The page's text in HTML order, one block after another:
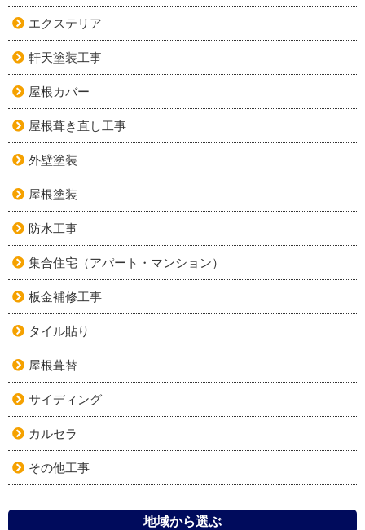
エクステリア
軒天塗装工事
屋根カバー
屋根葺き直し工事
外壁塗装
屋根塗装
防水工事
集合住宅（アパート・マンション）
板金補修工事
タイル貼り
屋根葺替
サイディング
カルセラ
その他工事
地域から選ぶ